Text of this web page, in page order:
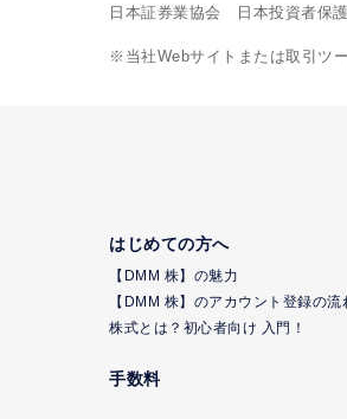
日本証券業協会 日本投資者保
当社Webサイトまたは取引ツ
はじめての方へ
【DMM 株】の魅力
【DMM 株】のアカウント登録の流
株式とは？初心者向け 入門！
手数料